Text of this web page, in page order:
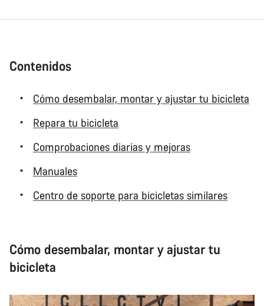
Contenidos
Cómo desembalar, montar y ajustar tu bicicleta
Repara tu bicicleta
Comprobaciones diarias y mejoras
Manuales
Centro de soporte para bicicletas similares
Cómo desembalar, montar y ajustar tu
bicicleta